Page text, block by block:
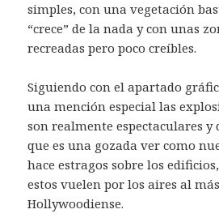
simples, con una vegetación
“crece” de la nada y con unas
recreadas pero poco creíbles.
Siguiendo con el apartado
una mención especial las
son realmente espectaculares y
que es una gozada ver como
hace estragos sobre los
estos vuelen por los aires al
Hollywoodiense.